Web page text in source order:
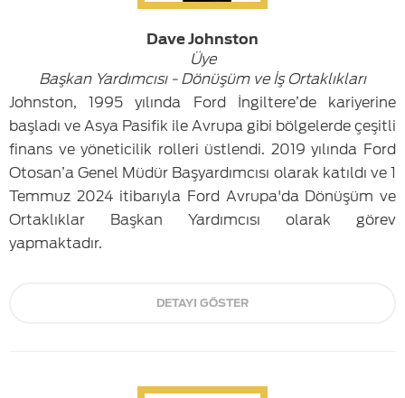
Dave Johnston
Üye
Başkan Yardımcısı - Dönüşüm ve İş Ortaklıkları
Johnston, 1995 yılında Ford İngiltere’de kariyerine
başladı ve Asya Pasifik ile Avrupa gibi bölgelerde çeşitli
finans ve yöneticilik rolleri üstlendi. 2019 yılında Ford
Otosan’a Genel Müdür Başyardımcısı olarak katıldı ve 1
Temmuz 2024 itibarıyla Ford Avrupa'da Dönüşüm ve
Ortaklıklar Başkan Yardımcısı olarak görev
yapmaktadır.
DETAYI GÖSTER